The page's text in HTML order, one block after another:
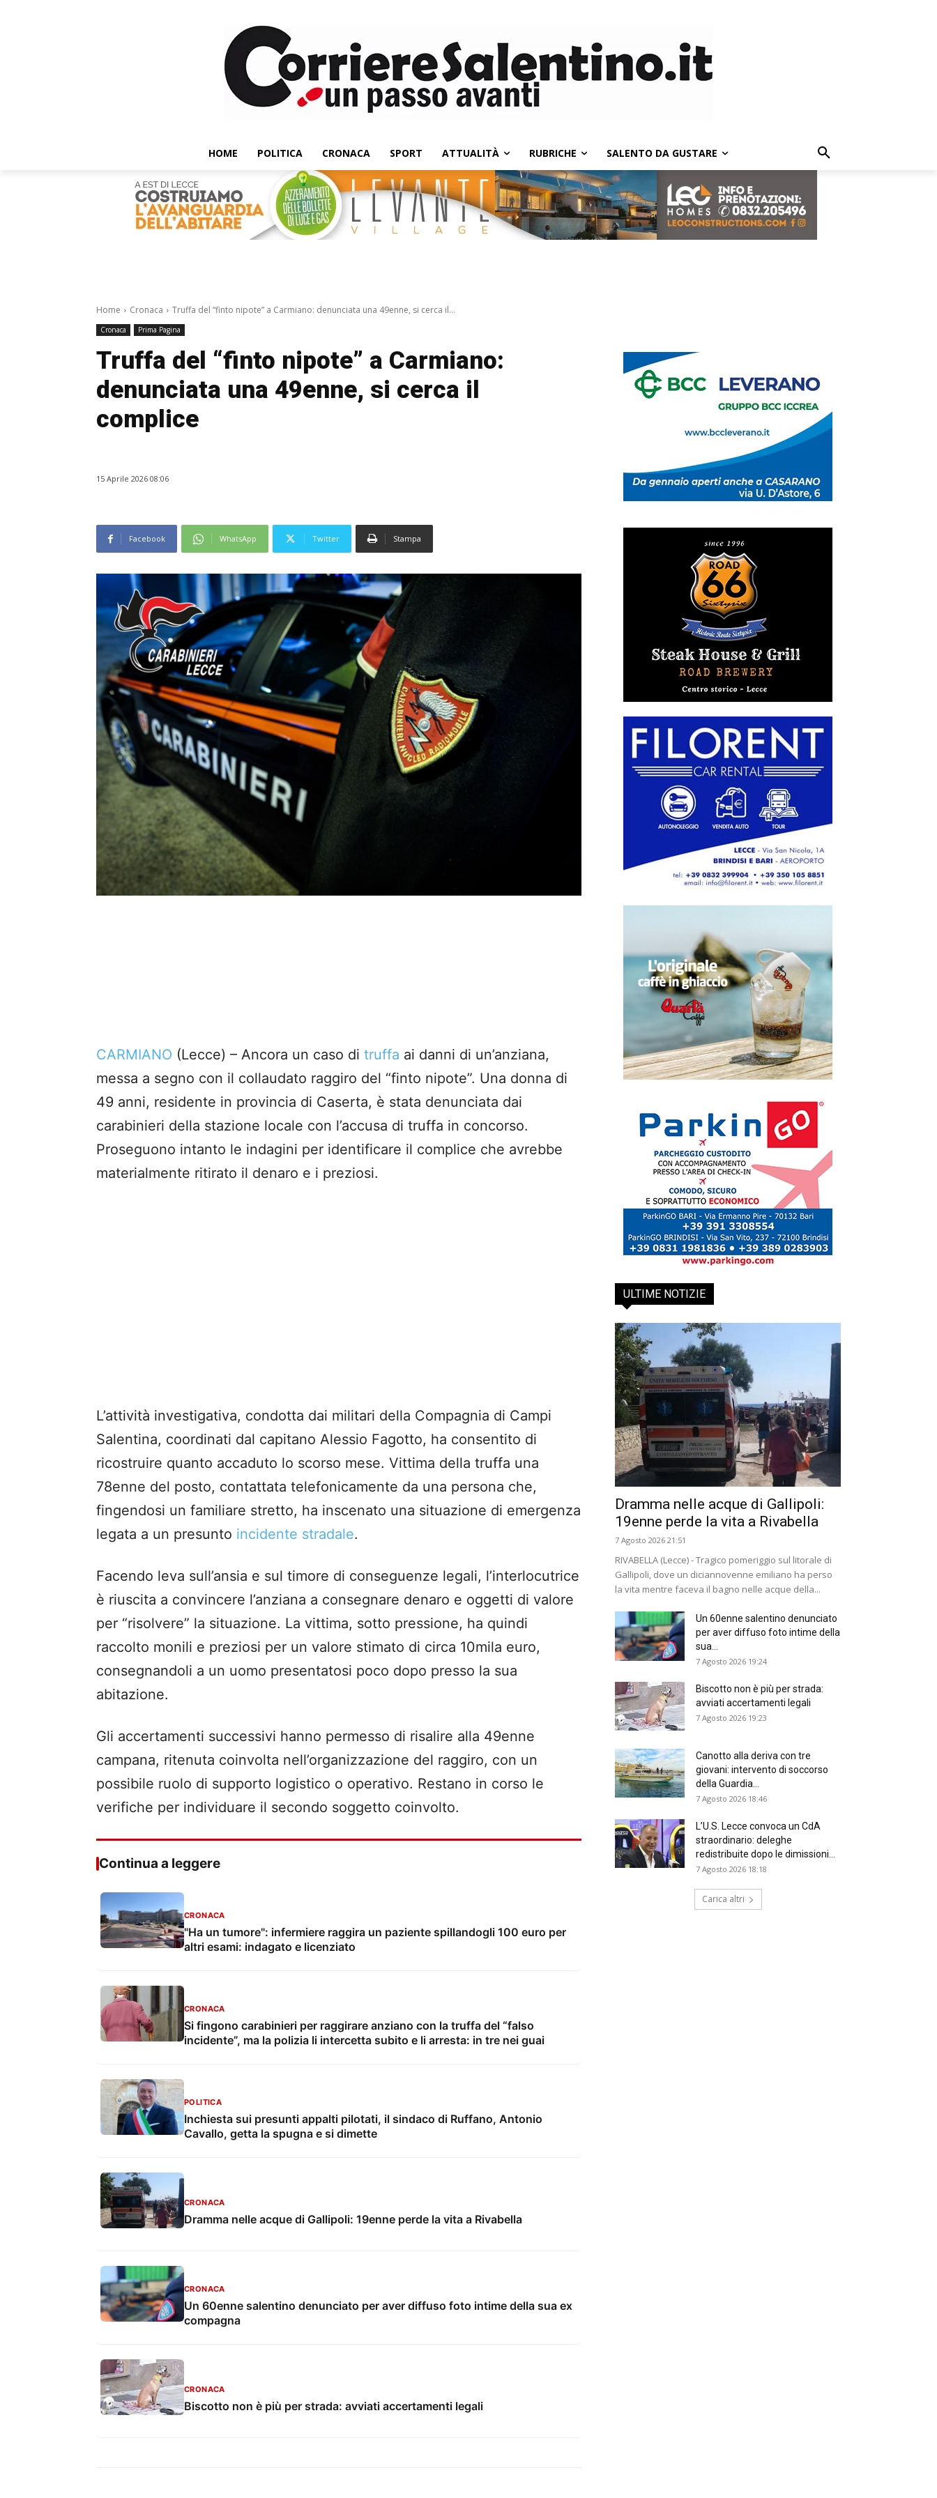
HOME POLITICA CRONACA SPORT ATTUALITÀ RUBRICHE SALENTO DA GUSTARE
Home Cronaca Truffa del “finto nipote” a Carmiano: denunciata una 49enne, si cerca il...
Cronaca Prima Pagina
Truffa del “finto nipote” a Carmiano:
denunciata una 49enne, si cerca il
complice
15 Aprile 2026 08:06
Facebook WhatsApp Twitter Stampa
CARMIANO (Lecce) – Ancora un caso di truffa ai danni di un’anziana,
messa a segno con il collaudato raggiro del “finto nipote”. Una donna di
49 anni, residente in provincia di Caserta, è stata denunciata dai
carabinieri della stazione locale con l’accusa di truffa in concorso.
Proseguono intanto le indagini per identificare il complice che avrebbe
materialmente ritirato il denaro e i preziosi.
L’attività investigativa, condotta dai militari della Compagnia di Campi
Salentina, coordinati dal capitano Alessio Fagotto, ha consentito di
ricostruire quanto accaduto lo scorso mese. Vittima della truffa una
78enne del posto, contattata telefonicamente da una persona che,
fingendosi un familiare stretto, ha inscenato una situazione di emergenza
legata a un presunto incidente stradale.
Facendo leva sull’ansia e sul timore di conseguenze legali, l’interlocutrice
è riuscita a convincere l’anziana a consegnare denaro e oggetti di valore
per “risolvere” la situazione. La vittima, sotto pressione, ha quindi
raccolto monili e preziosi per un valore stimato di circa 10mila euro,
consegnandoli a un uomo presentatosi poco dopo presso la sua
abitazione.
Gli accertamenti successivi hanno permesso di risalire alla 49enne
campana, ritenuta coinvolta nell’organizzazione del raggiro, con un
possibile ruolo di supporto logistico o operativo. Restano in corso le
verifiche per individuare il secondo soggetto coinvolto.
Continua a leggere
CRONACA
"Ha un tumore": infermiere raggira un paziente spillandogli 100 euro per
altri esami: indagato e licenziato
CRONACA
Si fingono carabinieri per raggirare anziano con la truffa del “falso
incidente”, ma la polizia li intercetta subito e li arresta: in tre nei guai
POLITICA
Inchiesta sui presunti appalti pilotati, il sindaco di Ruffano, Antonio
Cavallo, getta la spugna e si dimette
CRONACA
Dramma nelle acque di Gallipoli: 19enne perde la vita a Rivabella
CRONACA
Un 60enne salentino denunciato per aver diffuso foto intime della sua ex
compagna
CRONACA
Biscotto non è più per strada: avviati accertamenti legali
ULTIME NOTIZIE
Dramma nelle acque di Gallipoli:
19enne perde la vita a Rivabella
7 Agosto 2026 21:51
RIVABELLA (Lecce) - Tragico pomeriggio sul litorale di
Gallipoli, dove un diciannovenne emiliano ha perso
la vita mentre faceva il bagno nelle acque della...
Un 60enne salentino denunciato
per aver diffuso foto intime della
sua...
7 Agosto 2026 19:24
Biscotto non è più per strada:
avviati accertamenti legali
7 Agosto 2026 19:23
Canotto alla deriva con tre
giovani: intervento di soccorso
della Guardia...
7 Agosto 2026 18:46
L’U.S. Lecce convoca un CdA
straordinario: deleghe
redistribuite dopo le dimissioni...
7 Agosto 2026 18:18
Carica altri